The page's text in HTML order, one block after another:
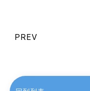
PREV